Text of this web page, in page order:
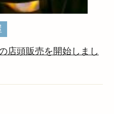
店頭販売を開始しまし